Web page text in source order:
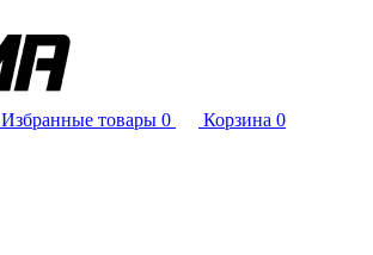
Избранные товары 0 Корзина 0